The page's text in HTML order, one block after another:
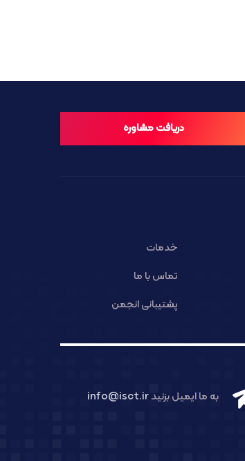
دریافت مشاوره
خدمات
تماس با ما
پشتیبانی انجمن
به ما ایمیل بزنیدinfo@isct.ir